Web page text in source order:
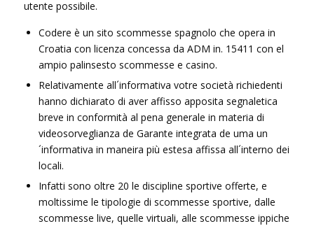
utente possibile.
Codere è un sito scommesse spagnolo che opera in
Croatia con licenza concessa da ADM in. 15411 con el
ampio palinsesto scommesse e casino.
Relativamente all´informativa votre società richiedenti
hanno dichiarato di aver affisso apposita segnaletica
breve in conformità al pena generale in materia di
videosorveglianza de Garante integrata de uma un
´informativa in maneira più estesa affissa all´interno dei
locali.
Infatti sono oltre 20 le discipline sportive offerte, e
moltissime le tipologie di scommesse sportive, dalle
scommesse live, quelle virtuali, alle scommesse ippiche